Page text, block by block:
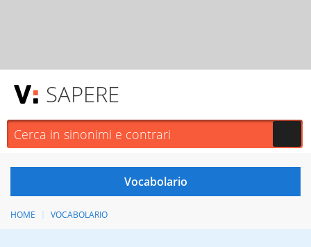
SAPERE
HOME VOCABOLARIO